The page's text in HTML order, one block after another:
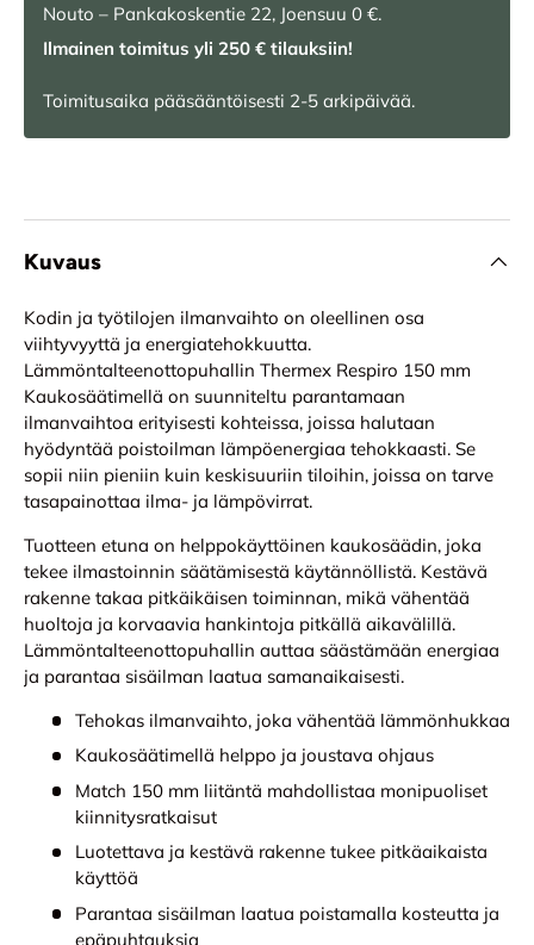
Nouto – Pankakoskentie 22, Joensuu 0 €.
Ilmainen toimitus yli 250 € tilauksiin!
Toimitusaika pääsääntöisesti 2-5 arkipäivää.
Kuvaus
Kodin ja työtilojen ilmanvaihto on oleellinen osa
viihtyvyyttä ja energiatehokkuutta.
Lämmöntalteenottopuhallin Thermex Respiro 150 mm
Kaukosäätimellä on suunniteltu parantamaan
ilmanvaihtoa erityisesti kohteissa, joissa halutaan
hyödyntää poistoilman lämpöenergiaa tehokkaasti. Se
sopii niin pieniin kuin keskisuuriin tiloihin, joissa on tarve
tasapainottaa ilma- ja lämpövirrat.
Tuotteen etuna on helppokäyttöinen kaukosäädin, joka
tekee ilmastoinnin säätämisestä käytännöllistä. Kestävä
rakenne takaa pitkäikäisen toiminnan, mikä vähentää
huoltoja ja korvaavia hankintoja pitkällä aikavälillä.
Lämmöntalteenottopuhallin auttaa säästämään energiaa
ja parantaa sisäilman laatua samanaikaisesti.
Tehokas ilmanvaihto, joka vähentää lämmönhukkaa
Kaukosäätimellä helppo ja joustava ohjaus
Match 150 mm liitäntä mahdollistaa monipuoliset
kiinnitysratkaisut
Luotettava ja kestävä rakenne tukee pitkäaikaista
käyttöä
Parantaa sisäilman laatua poistamalla kosteutta ja
epäpuhtauksia